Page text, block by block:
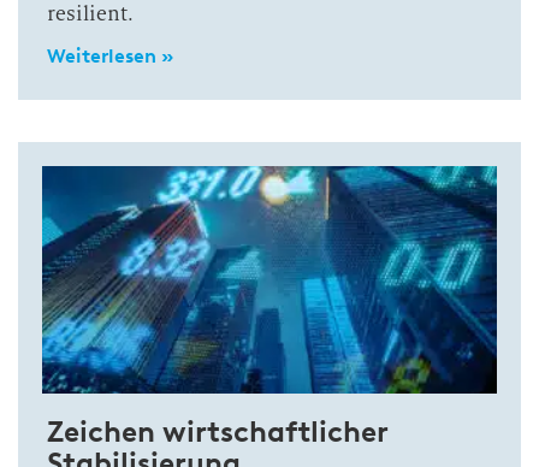
resilient.
Weiterlesen »
Zeichen wirtschaftlicher